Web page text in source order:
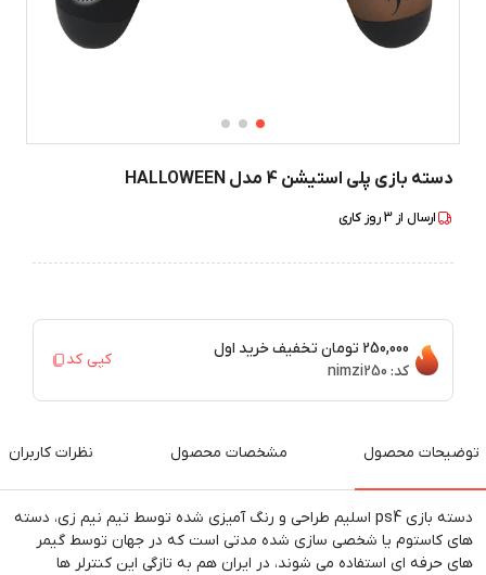
دسته بازی پلی استیشن 4 مدل HALLOWEEN
ارسال از 3روز کاری
250,000 تومان
تخفیف خرید اول
کد: nimzi250
کپی کد
توضیحات محصول مشخصات محصول نظرات کاربران
دسته بازی ps4 اسلیم طراحی و رنگ آمیزی شده توسط تیم نیم زی، دسته
های کاستوم یا شخصی سازی شده مدتی است که در جهان توسط گیمر
های حرفه ای استفاده می شوند، در ایران هم به تازگی این کنترلر ها